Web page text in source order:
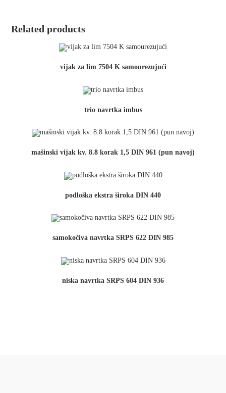
Related products
vijak za lim 7504 K samourezujući
trio navrtka imbus
mašinski vijak kv. 8.8 korak 1,5 DIN 961 (pun navoj)
podloška ekstra široka DIN 440
samokočiva navrtka SRPS 622 DIN 985
niska navrtka SRPS 604 DIN 936